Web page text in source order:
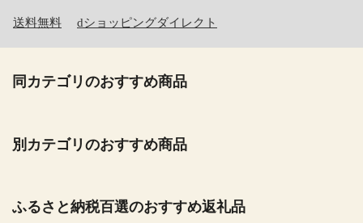
送料無料 dショッピングダイレクト
同カテゴリのおすすめ商品
別カテゴリのおすすめ商品
ふるさと納税百選のおすすめ返礼品